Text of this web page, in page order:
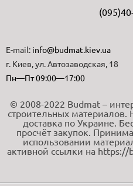
E-mail: info@budmat.kiev.ua
г. Киев, ул. Автозаводская, 18
Пн—Пт 09:00—17:00
© 2008-2022 Budmat –
строительных
доставка по Украине.
просчёт закупок.
использовании
активной ссылки на https://